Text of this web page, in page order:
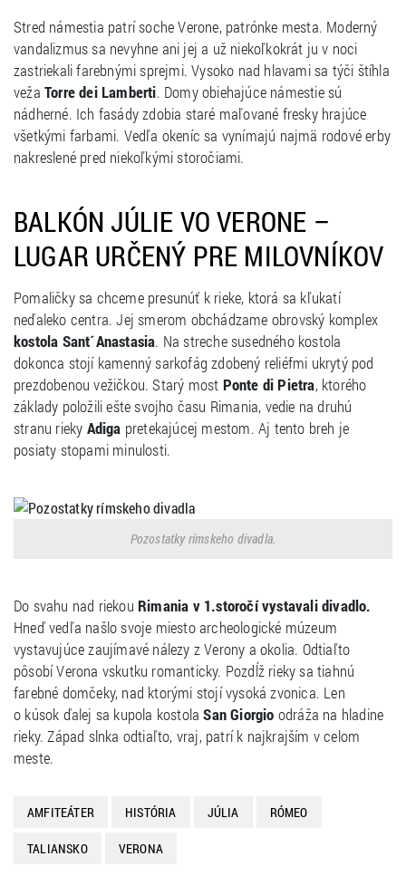
Stred námestia patrí soche Verone, patrónke mesta. Moderný
vandalizmus sa nevyhne ani jej a už niekoľkokrát ju v noci
zastriekali farebnými sprejmi. Vysoko nad hlavami sa týči štíhla
veža Torre dei Lamberti. Domy obiehajúce námestie sú
nádherné. Ich fasády zdobia staré maľované fresky hrajúce
všetkými farbami. Vedľa okeníc sa vynímajú najmä rodové erby
nakreslené pred niekoľkými storočiami.
BALKÓN JÚLIE VO VERONE –
LUGAR URČENÝ PRE MILOVNÍKOV
Pomaličky sa chceme presunúť k rieke, ktorá sa kľukatí
neďaleko centra. Jej smerom obchádzame obrovský komplex
kostola Sant´Anastasia. Na streche susedného kostola
dokonca stojí kamenný sarkofág zdobený reliéfmi ukrytý pod
prezdobenou vežičkou. Starý most Ponte di Pietra, ktorého
základy položili ešte svojho času Rimania, vedie na druhú
stranu rieky Adiga pretekajúcej mestom. Aj tento breh je
posiaty stopami minulosti.
Pozostatky rímskeho divadla.
Do svahu nad riekou Rimania v 1.storočí vystavali divadlo.
Hneď vedľa našlo svoje miesto archeologické múzeum
vystavujúce zaujímavé nálezy z Verony a okolia. Odtiaľto
pôsobí Verona vskutku romanticky. Pozdĺž rieky sa tiahnú
farebné domčeky, nad ktorými stojí vysoká zvonica. Len
o kúsok ďalej sa kupola kostolaSan Giorgio odráža na hladine
rieky. Západ slnka odtiaľto, vraj, patrí k najkrajším v celom
meste.
AMFITEÁTER HISTÓRIA JÚLIA RÓMEO
TALIANSKO VERONA